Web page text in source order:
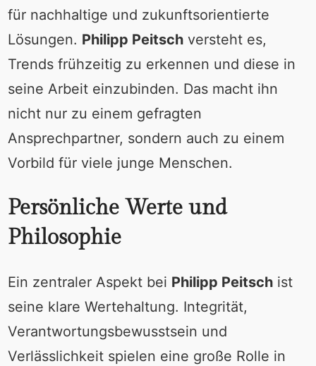
für nachhaltige und zukunftsorientierte
Lösungen. Philipp Peitschversteht es,
Trends frühzeitig zu erkennen und diese in
seine Arbeit einzubinden. Das macht ihn
nicht nur zu einem gefragten
Ansprechpartner, sondern auch zu einem
Vorbild für viele junge Menschen.
Persönliche Werte und
Philosophie
Ein zentraler Aspekt bei Philipp Peitschist
seine klare Wertehaltung. Integrität,
Verantwortungsbewusstsein und
Verlässlichkeit spielen eine große Rolle in